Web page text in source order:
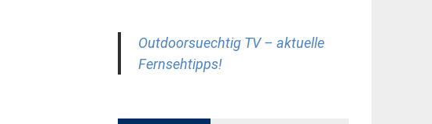
Outdoorsuechtig TV – aktuelle
Fernsehtipps!